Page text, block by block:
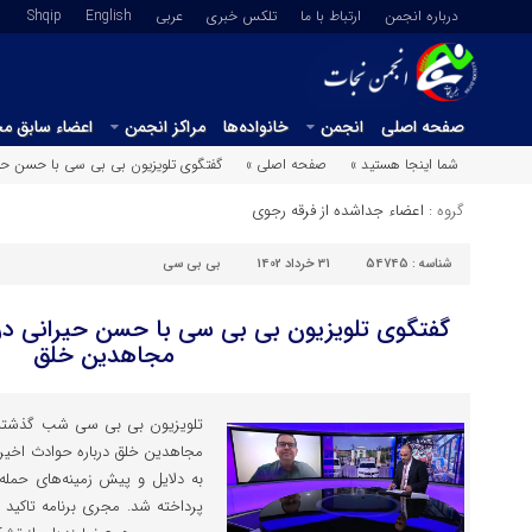
درباره انجمن ارتباط با ما تلکس خبری عربي English
Shqip
صفحه اصلی انجمن خانواده‌ها مراکز انجمن اعضاء سابق
شما اینجا هستید » صفحه اصلی » گفتگوی تلویزیون بی بی سی با حسن
گروه : اعضاء جداشده از فرقه رجوی
شناسه : 54745 31 خرداد 1402 بی بی سی
گفتگوی تلویزیون بی بی سی با حسن حیرانی
مجاهدین خلق
تلویزیون بی بی سی شب
به دلایل و پیش زمینه‌های
پرداخته شد. مجری برنامه